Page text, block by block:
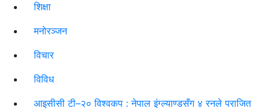
शिक्षा
मनोरञ्जन
विचार
विविध
आइसीसी टी–२० विश्वकप : नेपाल इंग्ल्याण्डसँग ४ रनले पराजित